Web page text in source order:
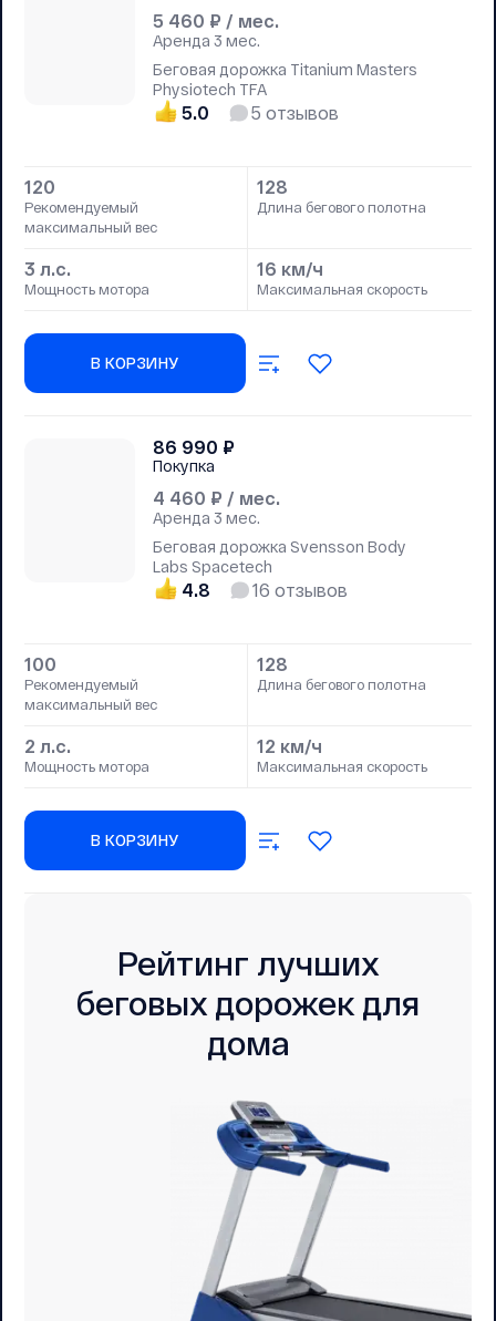
5 460 ₽ / мес.
Аренда 3 мес.
Беговая дорожка Titanium Masters
Physiotech TFA
5.0 5 отзывов
120
Рекомендуемый
максимальный вес
128
Длина бегового полотна
3 л.с.
Мощность мотора
16 км/ч
Максимальная скорость
В КОРЗИНУ
4 460 ₽ / мес.
Аренда 3 мес.
86 990 ₽
Покупка
Беговая дорожка Svensson Body
Labs Spacetech
4.8 16 отзывов
100
Рекомендуемый
максимальный вес
128
Длина бегового полотна
2 л.с.
Мощность мотора
12 км/ч
Максимальная скорость
В КОРЗИНУ
Рейтинг лучших
беговых дорожек для
дома